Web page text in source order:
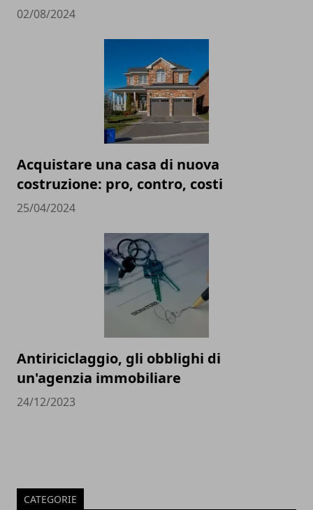
02/08/2024
Acquistare una casa di nuova
costruzione: pro, contro, costi
25/04/2024
Antiriciclaggio, gli obblighi di
un'agenzia immobiliare
24/12/2023
CATEGORIE